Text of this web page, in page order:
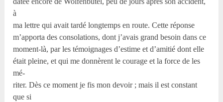
à
ma lettre qui avait tardé longtemps en route. Cette réponse
m’apporta des consolations, dont j’avais grand besoin dans ce
moment-là, par les témoignages d’estime et d’amitié dont elle
était pleine, et qui me donnèrent le courage et la force de les
mé-
riter. Dès ce moment je fis mon devoir ; mais il est constant
que si